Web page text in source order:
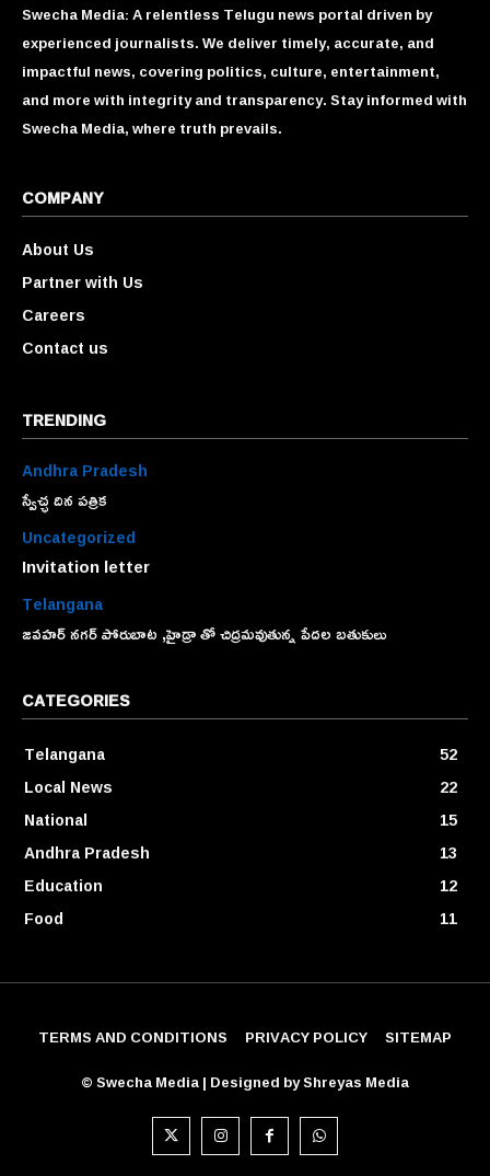
Swecha Media: A relentless Telugu news portal driven by
experienced journalists. We deliver timely, accurate, and
impactful news, covering politics, culture, entertainment,
and more with integrity and transparency. Stay informed with
Swecha Media, where truth prevails.
COMPANY
About Us
Partner with Us
Careers
Contact us
TRENDING
Andhra Pradesh
స్వేచ్ఛ దిన పత్రిక
Uncategorized
Invitation letter
Telangana
జవహర్ నగర్ పోరుబాట ,హైడ్రా తో చిద్రమవుతున్న పేదల బతుకులు
CATEGORIES
Telangana
52
Local News
22
National
15
Andhra Pradesh
13
Education
12
Food
11
TERMS AND CONDITIONS PRIVACY POLICY
SITEMAP
© Swecha Media | Designed by Shreyas Media